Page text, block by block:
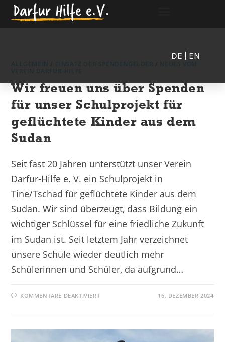
DE | EN
Wir freuen uns über Spenden
für unser Schulprojekt für
geflüchtete Kinder aus dem
Sudan
Seit fast 20 Jahren unterstützt unser Verein
Darfur-Hilfe e. V. ein Schulprojekt in
Tine/Tschad für geflüchtete Kinder aus dem
Sudan. Wir sind überzeugt, dass Bildung ein
wichtiger Schlüssel für eine friedliche Zukunft
im Sudan ist. Seit letztem Jahr verzeichnet
unsere Schule wieder deutlich mehr
Schülerinnen und Schüler, da aufgrund…
KOMMENTARE DEAKTIVIERT 16. DEZEMBER 2024